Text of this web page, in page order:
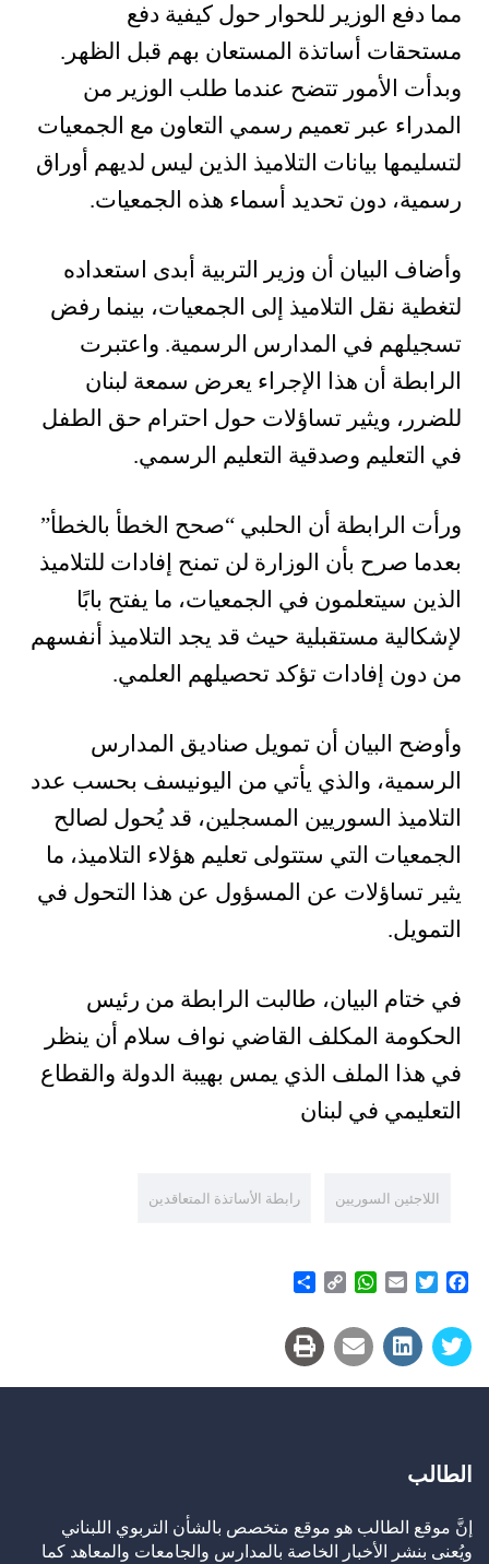
مما دفع الوزير للحوار حول كيفية دفع
مستحقات أساتذة المستعان بهم قبل الظهر.
وبدأت الأمور تتضح عندما طلب الوزير من
المدراء عبر تعميم رسمي التعاون مع الجمعيات
لتسليمها بيانات التلاميذ الذين ليس لديهم أوراق
رسمية، دون تحديد أسماء هذه الجمعيات.
وأضاف البيان أن وزير التربية أبدى استعداده
لتغطية نقل التلاميذ إلى الجمعيات، بينما رفض
تسجيلهم في المدارس الرسمية. واعتبرت
الرابطة أن هذا الإجراء يعرض سمعة لبنان
للضرر، ويثير تساؤلات حول احترام حق الطفل
في التعليم وصدقية التعليم الرسمي.
ورأت الرابطة أن الحلبي “صحح الخطأ بالخطأ”
بعدما صرح بأن الوزارة لن تمنح إفادات للتلاميذ
الذين سيتعلمون في الجمعيات، ما يفتح بابًا
لإشكالية مستقبلية حيث قد يجد التلاميذ أنفسهم
من دون إفادات تؤكد تحصيلهم العلمي.
وأوضح البيان أن تمويل صناديق المدارس
الرسمية، والذي يأتي من اليونيسف بحسب عدد
التلاميذ السوريين المسجلين، قد يُحول لصالح
الجمعيات التي ستتولى تعليم هؤلاء التلاميذ، ما
يثير تساؤلات عن المسؤول عن هذا التحول في
التمويل.
في ختام البيان، طالبت الرابطة من رئيس
الحكومة المكلف القاضي نواف سلام أن ينظر
في هذا الملف الذي يمس بهيبة الدولة والقطاع
التعليمي في لبنان
اللاجئين السوريين رابطة الأساتذة المتعاقدين
Facebook
Twitter
Email
WhatsApp
Copy
الطالب
إنَّ موقع الطالب هو موقع متخصص بالشأن التربوي اللبناني
ويُعنى بنشر الأخبار الخاصة بالمدارس والجامعات والمعاهد كما